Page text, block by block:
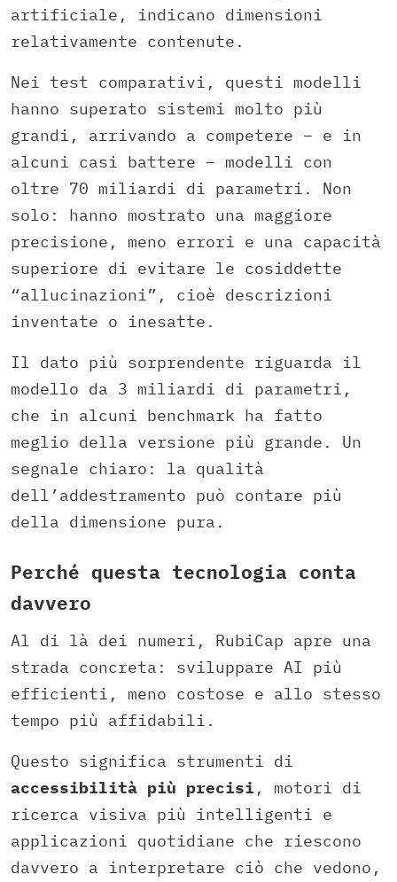
artificiale, indicano dimensioni
relativamente contenute.
Nei test comparativi, questi modelli
hanno superato sistemi molto più
grandi, arrivando a competere – e in
alcuni casi battere – modelli con
oltre 70 miliardi di parametri. Non
solo: hanno mostrato una maggiore
precisione, meno errori e una capacità
superiore di evitare le cosiddette
“allucinazioni”, cioè descrizioni
inventate o inesatte.
Il dato più sorprendente riguarda il
modello da 3 miliardi di parametri,
che in alcuni benchmark ha fatto
meglio della versione più grande. Un
segnale chiaro: la qualità
dell’addestramento può contare più
della dimensione pura.
Perché questa tecnologia conta
davvero
Al di là dei numeri, RubiCap apre una
strada concreta: sviluppare AI più
efficienti, meno costose e allo stesso
tempo più affidabili.
Questo significa strumenti di
accessibilità più precisi , motori di
ricerca visiva più intelligenti e
applicazioni quotidiane che riescono
davvero a interpretare ciò che vedono,